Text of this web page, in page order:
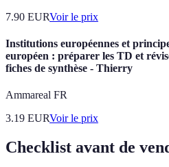
7.90 EURVoir le prix
Institutions européennes et
européen : préparer les TD et
fiches de synthèse - Thierry
Ammareal FR
3.19 EURVoir le prix
Checklist avant de